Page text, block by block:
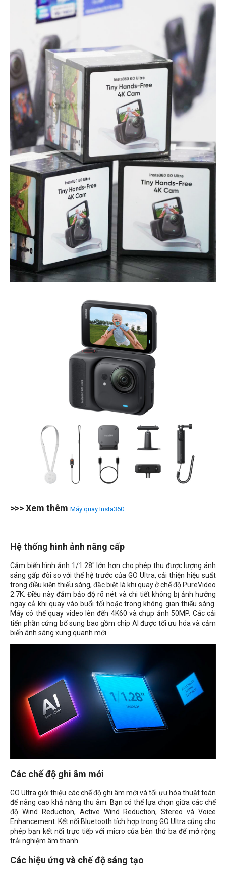
>>> Xem thêm Máy quay Insta360
Hệ thống hình ảnh nâng cấp
Cảm biến hình ảnh 1/1.28" lớn hơn cho phép thu được lượng ánh
sáng gấp đôi so với thế hệ trước của GO Ultra, cải thiện hiệu suất
trong điều kiện thiếu sáng, đặc biệt là khi quay ở chế độ PureVideo
2.7K. Điều này đảm bảo độ rõ nét và chi tiết không bị ảnh hưởng
ngay cả khi quay vào buổi tối hoặc trong không gian thiếu sáng.
Máy có thể quay video lên đến 4K60 và chụp ảnh 50MP. Các cải
tiến phần cứng bổ sung bao gồm chip AI được tối ưu hóa và cảm
biến ánh sáng xung quanh mới.
Các chế độ ghi âm mới
GO Ultra giới thiệu các chế độ ghi âm mới và tối ưu hóa thuật toán
để nâng cao khả năng thu âm. Bạn có thể lựa chọn giữa các chế
độ Wind Reduction, Active Wind Reduction, Stereo và Voice
Enhancement. Kết nối Bluetooth tích hợp trong GO Ultra cũng cho
phép bạn kết nối trực tiếp với micro của bên thứ ba để mở rộng
trải nghiệm âm thanh.
Các hiệu ứng và chế độ sáng tạo